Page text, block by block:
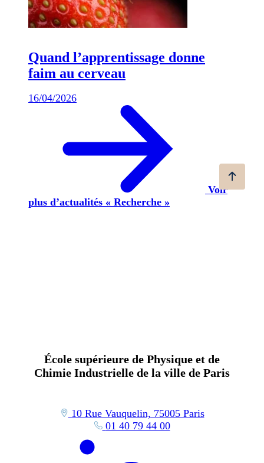
Quand l’apprentissage donne
faim au cerveau
16/04/2026
Voir
plus d’actualités « Recherche »
École supérieure de Physique et de
Chimie Industrielle de la ville de Paris
10 Rue Vauquelin, 75005 Paris
01 40 79 44 00